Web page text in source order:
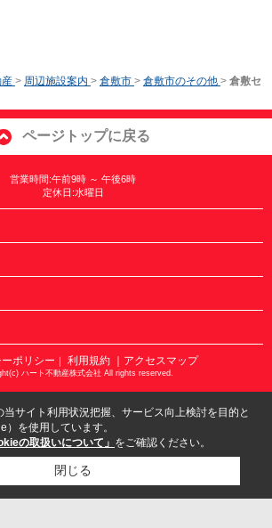
産 > 周辺施設案内 > 倉敷市 > 倉敷市のその他 > 倉敷セ
ページトップに戻る
営業時間:午前9時 ～ 午後6時
定休日:水曜日
ポリシー ｜ 利用規約 ｜アクセスマップ
ハート不動産株式会社 All rights reserved.
サイト利用状況把握、サービス向上検討を目的と
を使用しています。
の取扱いについて」 をご確認ください。
閉じる